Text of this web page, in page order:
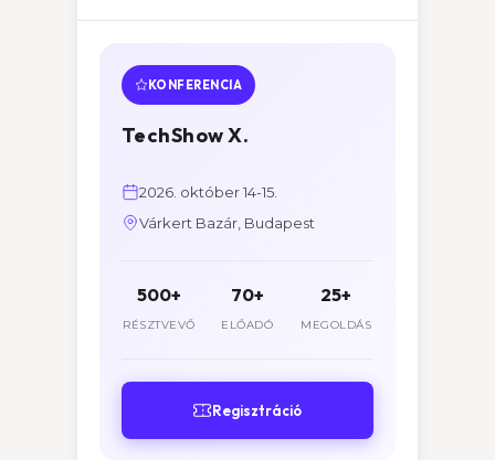
KONFERENCIA
TechShow X.
2026. október 14-15.
Várkert Bazár, Budapest
500+
RÉSZTVEVŐ
70+
ELŐADÓ
25+
MEGOLDÁS
Regisztráció